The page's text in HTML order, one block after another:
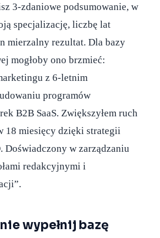
3-zdaniowe podsumowanie, w
specjalizację, liczbę lat
mierzalny rezultat. Dla bazy
mogłoby ono brzmieć:
z 6-letnim
programów
B2B SaaS. Zwiększyłem ruch
18 miesięcy dzięki strategii
Doświadczony w zarządzaniu
redakcyjnymi i
wypełnij bazę